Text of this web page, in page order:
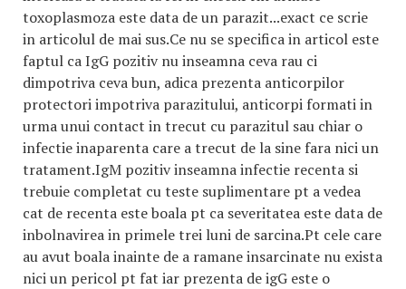
toxoplasmoza este data de un parazit...exact ce scrie
in articolul de mai sus.Ce nu se specifica in articol este
faptul ca IgG pozitiv nu inseamna ceva rau ci
dimpotriva ceva bun, adica prezenta anticorpilor
protectori impotriva parazitului, anticorpi formati in
urma unui contact in trecut cu parazitul sau chiar o
infectie inaparenta care a trecut de la sine fara nici un
tratament.IgM pozitiv inseamna infectie recenta si
trebuie completat cu teste suplimentare pt a vedea
cat de recenta este boala pt ca severitatea este data de
inbolnavirea in primele trei luni de sarcina.Pt cele care
au avut boala inainte de a ramane insarcinate nu exista
nici un pericol pt fat iar prezenta de igG este o